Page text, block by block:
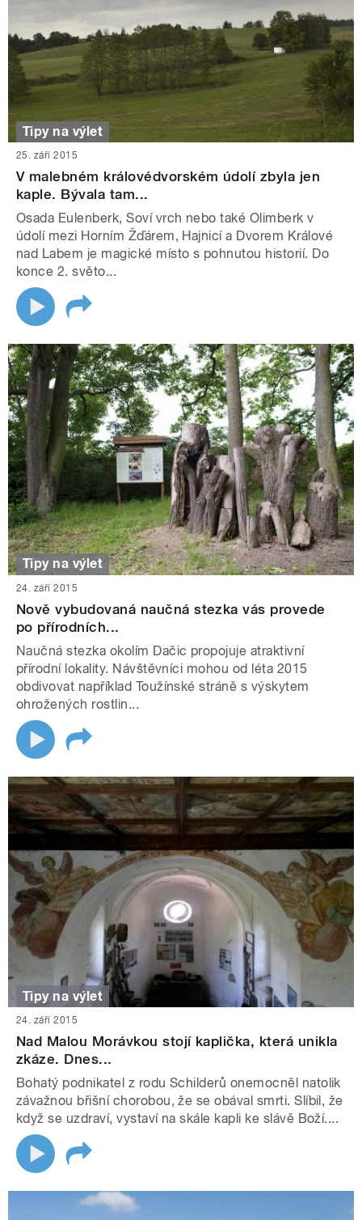
Tipy na výlet
25. září 2015
V malebném královédvorském údolí zbyla jen
kaple. Bývala tam...
Osada Eulenberk, Soví vrch nebo také Olimberk v
údolí mezi Horním Žďárem, Hajnicí a Dvorem Králové
nad Labem je magické místo s pohnutou historií. Do
konce 2. světo...
Tipy na výlet
24. září 2015
Nově vybudovaná naučná stezka vás provede
po přírodních...
Naučná stezka okolím Dačic propojuje atraktivní
přírodní lokality. Návštěvníci mohou od léta 2015
obdivovat například Toužínské stráně s výskytem
ohrožených rostlin...
Tipy na výlet
24. září 2015
Nad Malou Morávkou stojí kaplička, která unikla
zkáze. Dnes...
Bohatý podnikatel z rodu Schilderů onemocněl natolik
závažnou břišní chorobou, že se obával smrti. Slíbil, že
když se uzdraví, vystaví na skále kapli ke slávě Boží....